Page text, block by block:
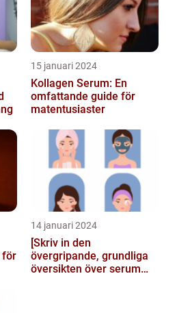
15 januari 2024
Kollagen Serum: En
omfattande guide för
matentusiaster
för
14 januari 2024
[Skriv in den
övergripande, grundliga
översikten över serum